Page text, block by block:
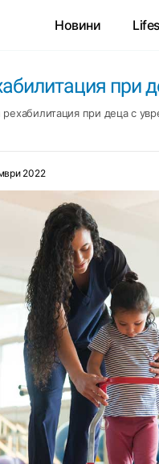
Новини
при
при деца с
2022